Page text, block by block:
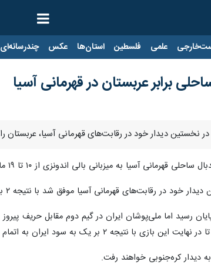
علمی فلسطین استان‌ها عکس چندرسانه‌ای
برابر عربستان در قهرمانی آسیا